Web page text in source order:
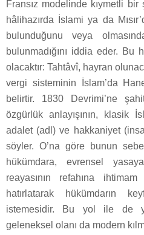
Fransız modelinde kıymetli
hâlihazırda İslami ya da
bulunduğunu veya
bulunmadığını iddia eder.
olacaktır: Tahtâvî, hayran
vergi sisteminin İslam’da
belirtir. 1830 Devrimi’ne
özgürlük anlayışının, klasik
adalet (adl) ve hakkaniyet
söyler. O’na göre bunun
hükümdara, evrensel
reayasının refahına ihtimam
hatırlatarak hükümdarın
istemesidir. Bu yol ile de
geleneksel olanı da modern